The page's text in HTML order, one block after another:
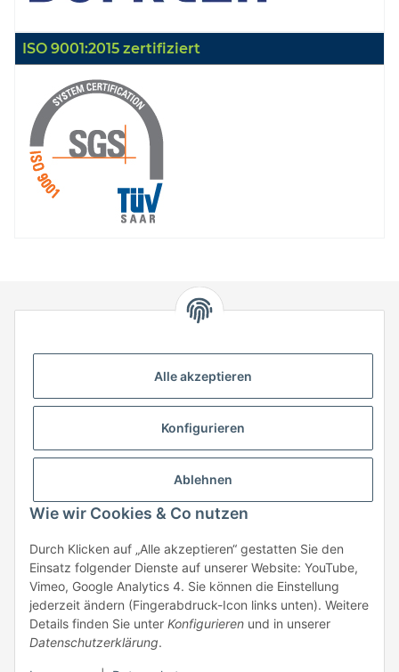
ISO 9001:2015 zertifiziert
74538 Rosengarten-Uttenhofen
Telefon: +49 (0) 7907 943 690
Fax: +49 (0) 7907 942 0222
Mail:info@hstronic-gmbh.de
Beratung:+49 (0) 7907 943690
Anfragen oder Muster anfordern:
info@hstronic-gmbh.de
* Alle Preise zzgl. gesetzlicher USt., zzgl.
Alle akzeptieren
Konfigurieren
Ablehnen
Wie wir Cookies & Co nutzen
Durch Klicken auf „Alle akzeptieren“ gestatten Sie den
Einsatz folgender Dienste auf unserer Website: YouTube,
Vimeo, Google Analytics 4. Sie können die Einstellung
jederzeit ändern (Fingerabdruck-Icon links unten). Weitere
Details finden Sie unter Konfigurieren und in unserer
Datenschutzerklärung.